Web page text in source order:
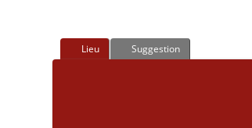
Lieu Suggestion